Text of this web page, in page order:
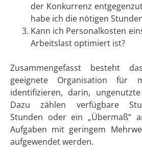
der Konkurrenz
habe ich die nötigen
Kann ich Personalkosten
Arbeitslast optimiert ist?
Zusammengefasst besteht
geeignete Organisation für
identifizieren, darin,
Dazu zählen verfügbare
Stunden oder ein „Übermaß“
Aufgaben mit geringem
aufgewendet werden.